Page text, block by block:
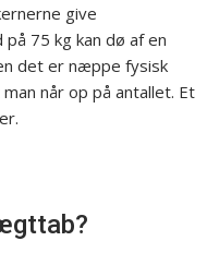
give
75 kg kan dø af en
det er næppe fysisk
når op på antallet. Et